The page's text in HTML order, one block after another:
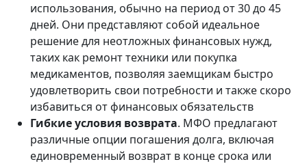
использования, обычно на период от 30 до 45
дней. Они представляют собой идеальное
решение для неотложных финансовых нужд,
таких как ремонт техники или покупка
медикаментов, позволяя заемщикам быстро
удовлетворить свои потребности и также скоро
избавиться от финансовых обязательств
Гибкие условия возврата. МФО предлагают
различные опции погашения долга, включая
единовременный возврат в конце срока или